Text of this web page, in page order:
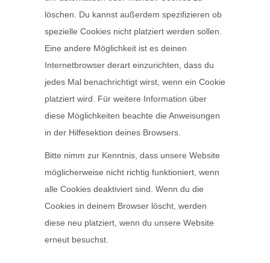
löschen. Du kannst außerdem spezifizieren ob
spezielle Cookies nicht platziert werden sollen.
Eine andere Möglichkeit ist es deinen
Internetbrowser derart einzurichten, dass du
jedes Mal benachrichtigt wirst, wenn ein Cookie
platziert wird. Für weitere Information über
diese Möglichkeiten beachte die Anweisungen
in der Hilfesektion deines Browsers.
Bitte nimm zur Kenntnis, dass unsere Website
möglicherweise nicht richtig funktioniert, wenn
alle Cookies deaktiviert sind. Wenn du die
Cookies in deinem Browser löscht, werden
diese neu platziert, wenn du unsere Website
erneut besuchst.